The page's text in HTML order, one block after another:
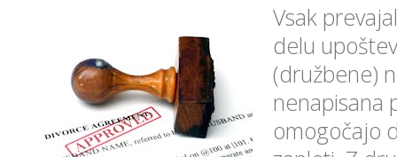
Vsak
delu
(družbene)
nenapisana
omogočajo